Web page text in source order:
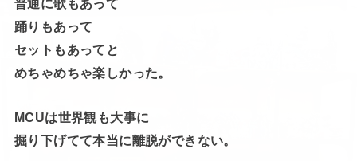
普通に歌もあって
踊りもあって
セットもあってと
めちゃめちゃ楽しかった。
MCUは世界観も大事に
掘り下げてて本当に離脱ができない。